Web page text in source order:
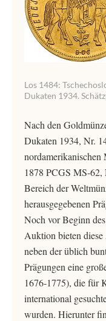
Los 1484:
Dukaten 1934.
Nach den
Dukaten 1934, Nr.
1878 PCGS MS-62,
Bereich der
herausgegebenen
Noch vor Beginn
Auktion bieten
neben der üblich
Prägungen eine
1676-1775), die für
international
wurden. Hierunter